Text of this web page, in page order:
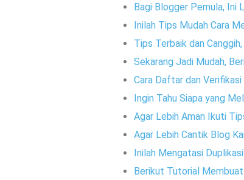
Bagi Blogger Pemula, Ini
Inilah Tips Mudah Cara
Tips Terbaik dan
Sekarang Jadi Mudah,
Cara Daftar dan
Ingin Tahu Siapa yang
Agar Lebih Aman Ikuti
Agar Lebih Cantik Blog
Inilah Mengatasi
Berikut Tutorial